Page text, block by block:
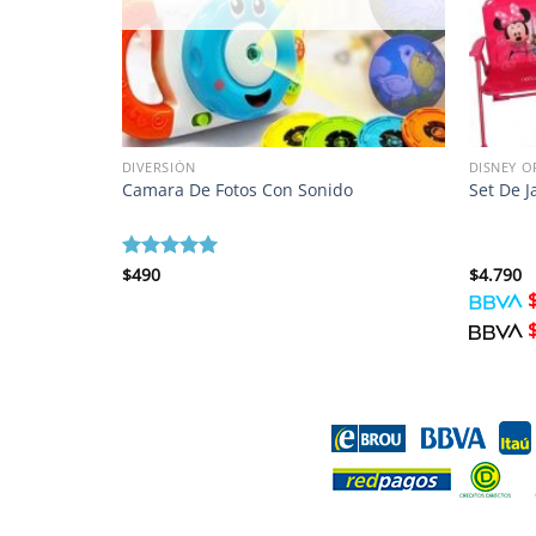
DIVERSIÓN
Camara De Fotos Con Sonido
Valorado
$490
DISNEY
Set De
$4.790